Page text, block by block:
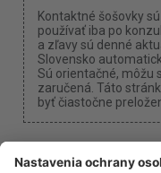
Kontaktné šošovky
používať iba po
a zľavy sú denné
Slovensko
Sú orientačné, môžu
zaručená. Táto
byť čiastočne